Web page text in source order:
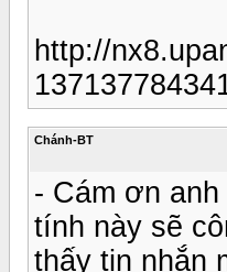
http://
Chánh-BT
- Cám ơn
tính này sẽ
thấy tin nhắn